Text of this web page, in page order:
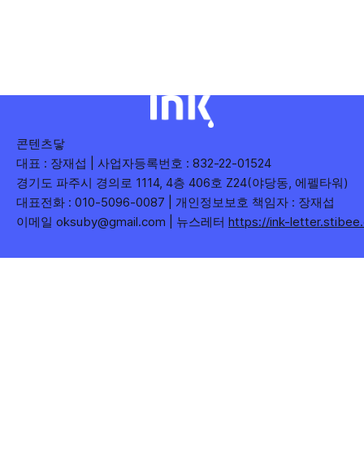
콘텐츠닿
대표 : 장재섭 | 사업자등록번호 : 832-22-01524
경기도 파주시 경의로 1114, 4층 406호 Z24(야당동, 에펠타워)
대표전화 : 010-5096-0087 | 개인정보보호 책임자 : 장재섭
이메일 oksuby@gmail.com | 뉴스레터 https://ink-